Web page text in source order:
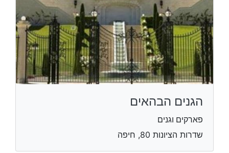
הגנים הבהאים
פארקים וגנים
שדרות הציונות 80, חיפה